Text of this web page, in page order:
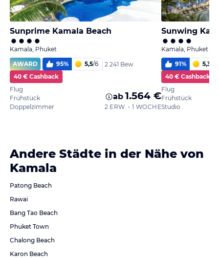
Sunprime Kamala Beach
Kamala, Phuket
AWARD
95% 5,5/6
2.241 Bew.
40 € Cashback
Flug
Frühstück
Doppelzimmer
ab 1.564 €
2 ERW. • 1 WOCHE
Sunwing
Kamala, Phuket
91% 5,3
40 € Cashback
Flug
Frühstück
Studio
Andere Städte in der Nähe von
Kamala
Patong Beach
Rawai
Bang Tao Beach
Phuket Town
Chalong Beach
Karon Beach